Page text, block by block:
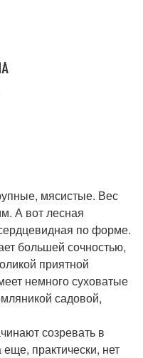
мясистые. Вес
А вот лесная
по форме.
большей сочностью,
приятной
немного суховатые
садовой,
созревать в
практически, нет